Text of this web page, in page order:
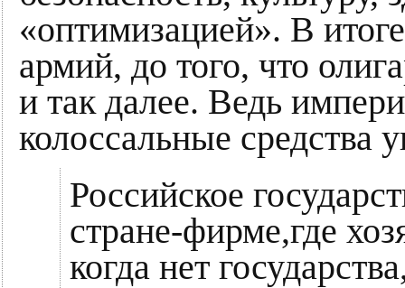
«оптимизацией». В
армий, до того, что
и так далее. Ведь
колоссальные средства
Российское
стране-фирме,где
когда нет